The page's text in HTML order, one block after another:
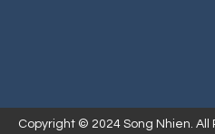
Copyright © 2024 Song Nhien.